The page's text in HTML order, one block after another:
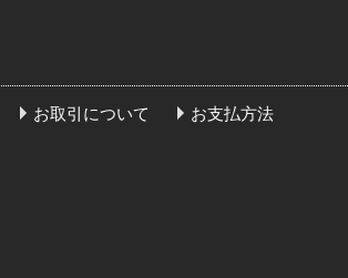
お取引について お支払方法